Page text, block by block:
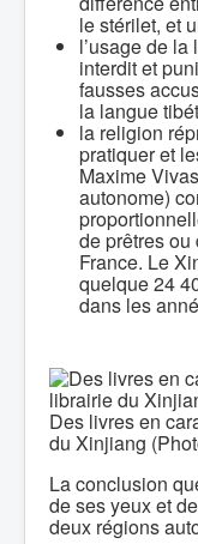
le stérilet, et
l’usage de
interdit et
fausses
la langue
la religion
pratiquer et
Maxime
autonome)
de prêtres ou
France. Le
quelque 24
dans les
Des livres en
du Xinjiang
La conclusion
de ses yeux et
deux régions